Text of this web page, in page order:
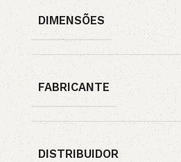
DIMENSÕES
FABRICANTE
DISTRIBUIDOR